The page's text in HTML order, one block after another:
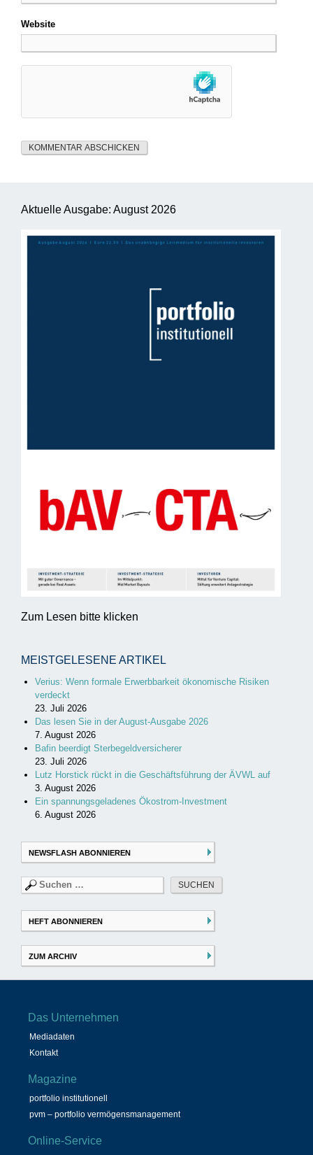
Website
Aktuelle Ausgabe: August 2026
Zum Lesen bitte klicken
MEISTGELESENE ARTIKEL
Verius: Wenn formale Erwerbbarkeit ökonomische Risiken
verdeckt
23. Juli 2026
Das lesen Sie in der August-Ausgabe 2026
7. August 2026
Bafin beerdigt Sterbegeldversicherer
23. Juli 2026
Lutz Horstick rückt in die Geschäftsführung der ÄVWL auf
3. August 2026
Ein spannungsgeladenes Ökostrom-Investment
6. August 2026
NEWSFLASH ABONNIEREN
Suchen
nach:
HEFT ABONNIEREN
ZUM ARCHIV
Das Unternehmen
Mediadaten
Kontakt
Magazine
portfolio institutionell
pvm – portfolio vermögensmanagement
Online-Service